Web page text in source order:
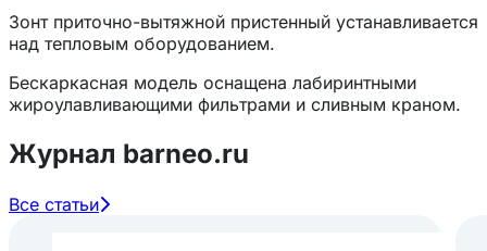
Зонт приточно-вытяжной пристенный устанавливается
над тепловым оборудованием.
Бескаркасная модель оснащена лабиринтными
жироулавливающими фильтрами и сливным краном.
Корпус и фильтры выполнены из нержавеющей стали
AISI 430.
Журнал barneo.ru
Все статьи